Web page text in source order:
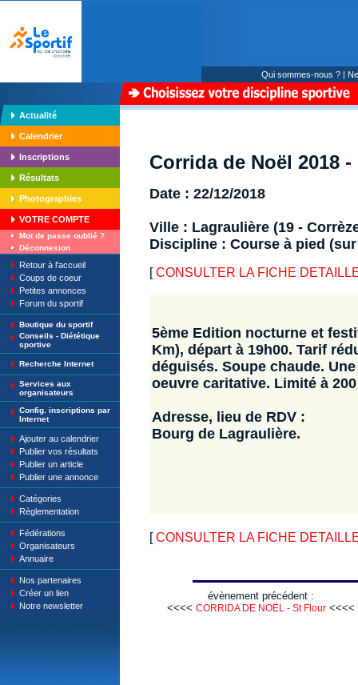
Qui sommes-nous ? |
Actualité
Calendrier
Inscriptions
Résultats
Photographies
VOTRE COMPTE
Mot de passe oublié ?
Déconnexion
Retour à l'accueil
Coups de coeur
Petites annonces
Forum du sportif
Boutique du sportif
Conseils - Diététique
sportive
Recherche Internet
Services aux
organisateurs
Config. inscriptions par
Internet
Ajouter au calendrier
Publier vos résultats
Publier un article
Publier une annonce
Catégories
Règlementation
Fédérations
Organisateurs
Annuaire
Nos partenaires
Créer un lien
Notre newsletter
Corrida de Noël 2018
Date : 22/12/2018
Ville : Lagraulière (19 -
Discipline : Course à pied
[CONSULTER LA FICHE
5ème Edition nocturne et
Km), départ à 19h00. Tarif
déguisés. Soupe chaude.
oeuvre caritative. Limité à
Adresse, lieu de RDV :
Bourg de Lagraulière.
[CONSULTER LA FICHE
évènement précédent :
<<<< CORRIDA DE NOËL - St Flour<<<<